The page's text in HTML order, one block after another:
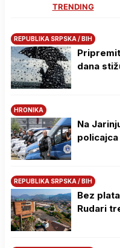
TRENDING
REPUBLIKA SRPSKA / BIH
dana
HRONIKA
Na
policajca
REPUBLIKA SRPSKA / BIH
Bez
Rudari